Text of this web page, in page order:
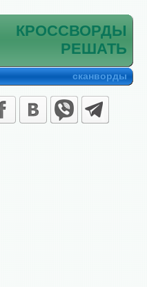
КРОССВОРДЫ
РЕШАТЬ
сканворды